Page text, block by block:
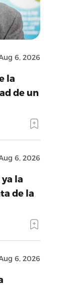
6, 2026
la
de un
6, 2026
la
de la
6, 2026